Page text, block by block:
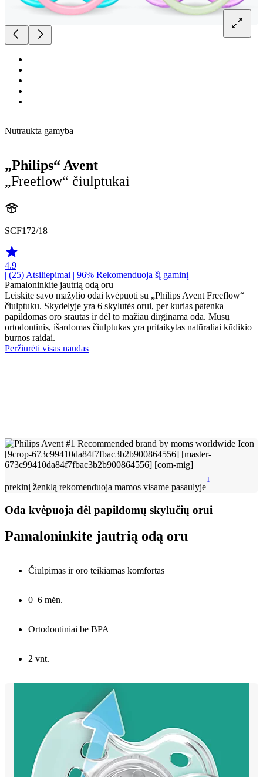
Nutraukta gamyba
„Philips“ Avent
„Freeflow“ čiulptukai
SCF172/18
4.9
| (25) Atsiliepimai | 96% Rekomenduoja šį gaminį
Pamaloninkite jautrią odą oru
Leiskite savo mažylio odai kvėpuoti su „Philips Avent Freeflow“
čiulptuku. Skydelyje yra 6 skylutės orui, per kurias patenka
papildomas oro srautas ir dėl to mažiau dirginama oda. Mūsų
ortodontinis, išardomas čiulptukas yra pritaikytas natūraliai kūdikio
burnos raidai.
Peržiūrėti visas naudas
prekinį ženklą rekomenduoja mamos visame pasaulyje
1
Oda kvėpuoja dėl papildomų skylučių orui
Pamaloninkite jautrią odą oru
Čiulpimas ir oro teikiamas komfortas
0–6 mėn.
Ortodontiniai be BPA
2 vnt.